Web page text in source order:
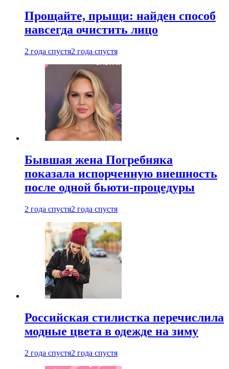
Прощайте, прыщи: найден способ
навсегда очистить лицо
2 года спустя2 года спустя
Бывшая жена Погребняка
показала испорченную внешность
после одной бьюти-процедуры
2 года спустя2 года спустя
Российская стилистка перечислила
модные цвета в одежде на зиму
2 года спустя2 года спустя